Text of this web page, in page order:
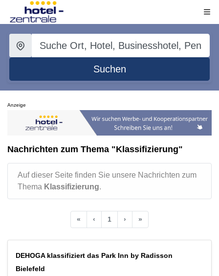
Suchen
Anzeige
Nachrichten zum Thema "Klassifizierung"
Auf dieser Seite finden Sie unsere Nachrichten zum
Thema Klassifizierung.
« ‹ 1 › »
DEHOGA klassifiziert das Park Inn by Radisson
Bielefeld